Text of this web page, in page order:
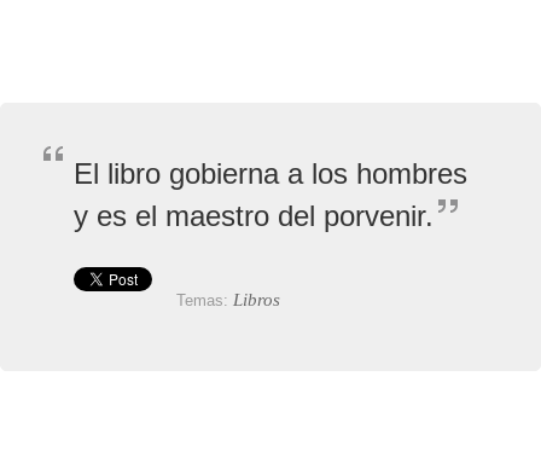
El libro gobierna a los hombres
y es el maestro del porvenir.
Temas: Libros